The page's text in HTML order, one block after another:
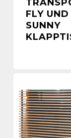
FLY UND
SUNNY